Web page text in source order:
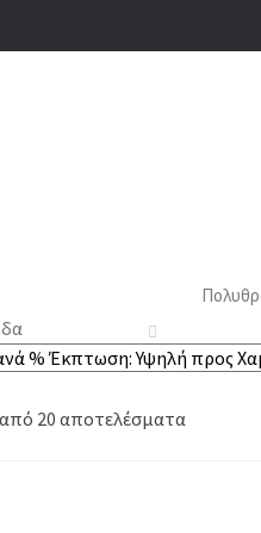
20 αποτελέσματα